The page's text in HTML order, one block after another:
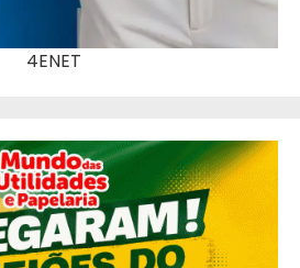
4ENET